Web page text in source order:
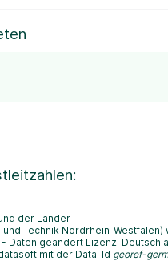
der Länder
Technik Nordrhein-
Daten geändert Lizenz:
mit der Data-Id georef-